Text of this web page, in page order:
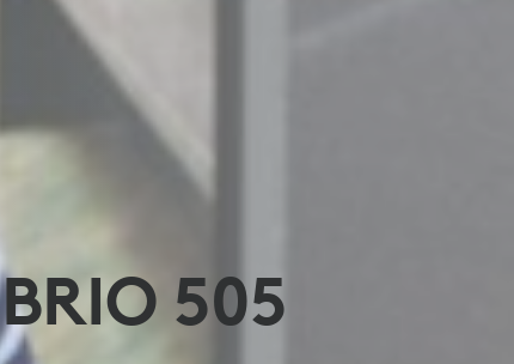
BRIO 505